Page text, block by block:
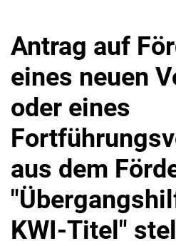
Antrag auf
eines neuen
oder eines
aus dem
KWI-Titel"